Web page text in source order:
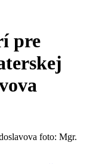
pre
foto: Mgr.